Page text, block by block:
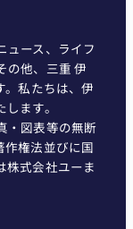
ュース、ライフ
の他、三重 伊
私たちは、伊
ます。
・図表等の無断
作権法並びに国
株式会社ユーま